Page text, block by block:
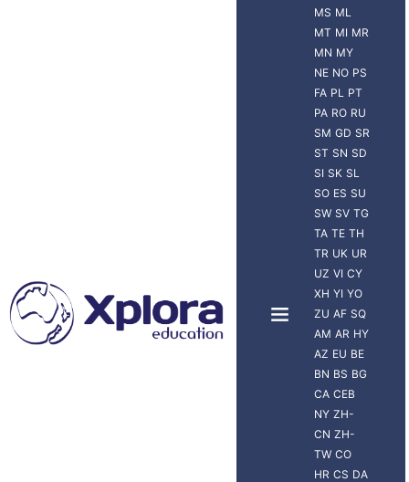
MS ML
MT MI MR
MN MY
NE NO PS
FA PL PT
PA RO RU
SM GD SR
ST SN SD
SI SK SL
SO ES SU
SW SV TG
TA TE TH
TR UK UR
UZ VI CY
XH YI YO
ZU AF SQ
AM AR HY
AZ EU BE
BN BS BG
CA CEB
NY ZH-
CN ZH-
TW CO
HR CS DA